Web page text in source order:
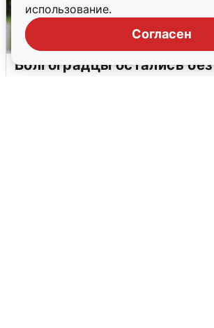
использование.
Согласен
Волгоградцы остались без